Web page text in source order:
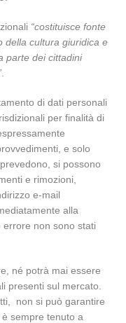
“costituisce fonte
della cultura giuridica e
parte dei cittadini
di dati personali
per finalità di
e solo
si possono
e rimozioni,
e-mail
alla
non sono stati
né potrà mai essere
presenti sul mercato.
non si può garantire
è sempre tenuto a